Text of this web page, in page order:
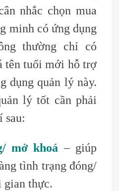
nhắc chọn mua
minh có ứng dụng
thường chỉ có
tên tuổi mới hỗ trợ
dụng quản lý này.
lý tốt cần phải
sau:
mở khoá – giúp
tình trạng đóng/
gian thực.